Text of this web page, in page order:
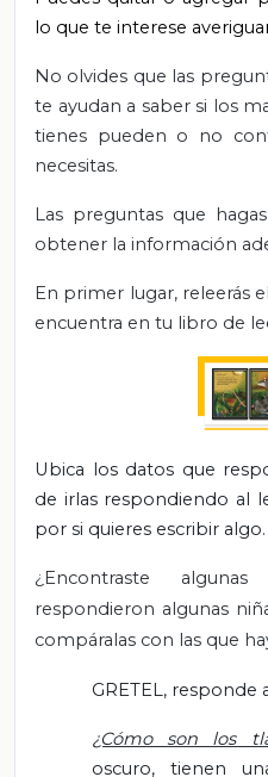
lo que te interese
No olvides que las
te ayudan a saber si los
tienes pueden o no
necesitas.
Las preguntas que
obtener la información
En primer lugar, releerás
encuentra en tu libro de
Ubica los datos que
de irlas respondiendo al
por si quieres escribir algo.
¿Encontraste
respondieron algunas
compáralas con las que
GRETEL, responde
¿Cómo son los
oscuro, tienen